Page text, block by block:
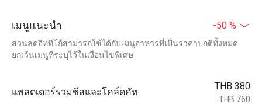
เมนูแนะนำ -50 %
ส่วนลดอีททิโก้สามารถใช้ได้กับเมนูอาหารที่เป็นราคาปกติทั้งหมด
ยกเว้นเมนูที่ระบุไว้ในเงื่อนไขพิเศษ
แพลตเตอร์รวมชีสและโคล์ดคัท
THB 380
THB 760